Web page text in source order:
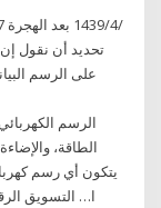
تحديد أن نقول
على الرسم
الرسم
الطاقة،
يتكون أي رسم
ا… التسويق